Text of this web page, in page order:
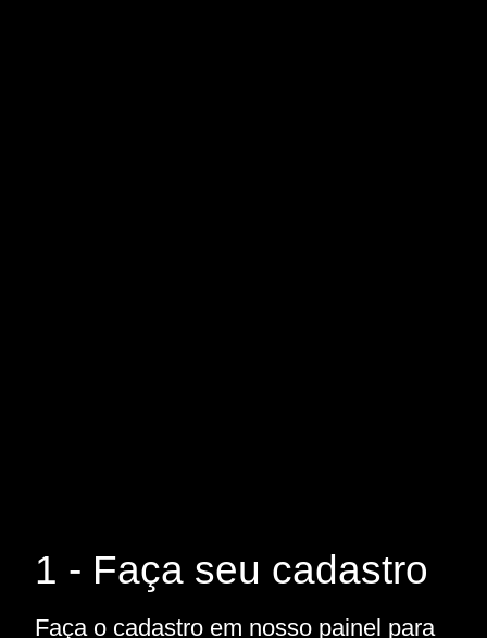
1 - Faça seu cadastro
Faça o cadastro em nosso painel para